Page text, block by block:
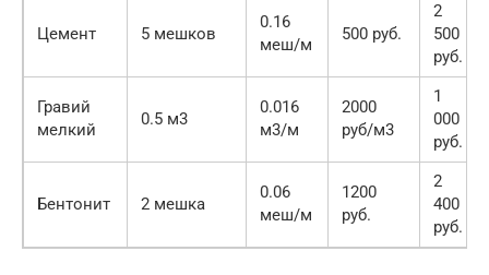
Цемент 5 мешков
0.16
меш/м
500 руб.
2
500
руб.
Гравий
мелкий
0.5 м3
0.016
м3/м
2000
руб/м3
1
000
руб.
Бентонит 2 мешка
0.06
меш/м
1200
руб.
2
400
руб.